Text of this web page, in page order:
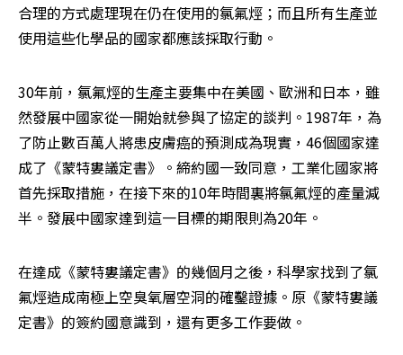
合理的方式處理現在仍在使用的氯氟烴；而且所有生產並
使用這些化學品的國家都應該採取行動。
30年前，氯氟烴的生產主要集中在美國、歐洲和日本，雖
然發展中國家從一開始就參與了協定的談判。1987年，為
了防止數百萬人將患皮膚癌的預測成為現實，46個國家達
成了《蒙特婁議定書》。締約國一致同意，工業化國家將
首先採取措施，在接下來的10年時間裏將氯氟烴的產量減
半。發展中國家達到這一目標的期限則為20年。
在達成《蒙特婁議定書》的幾個月之後，科學家找到了氯
氟烴造成南極上空臭氧層空洞的確鑿證據。原《蒙特婁議
定書》的簽約國意識到，還有更多工作要做。